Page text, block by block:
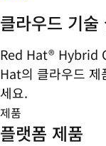
클라우드 기술
Red Hat® Hybrid
Hat의 클라우드 제
세요.
제품
플랫폼 제품